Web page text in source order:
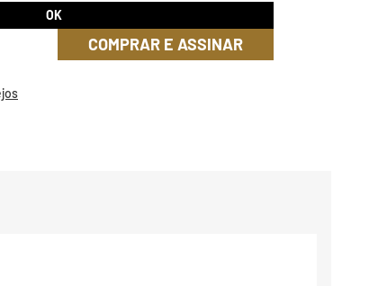
COMPRAR E ASSINAR